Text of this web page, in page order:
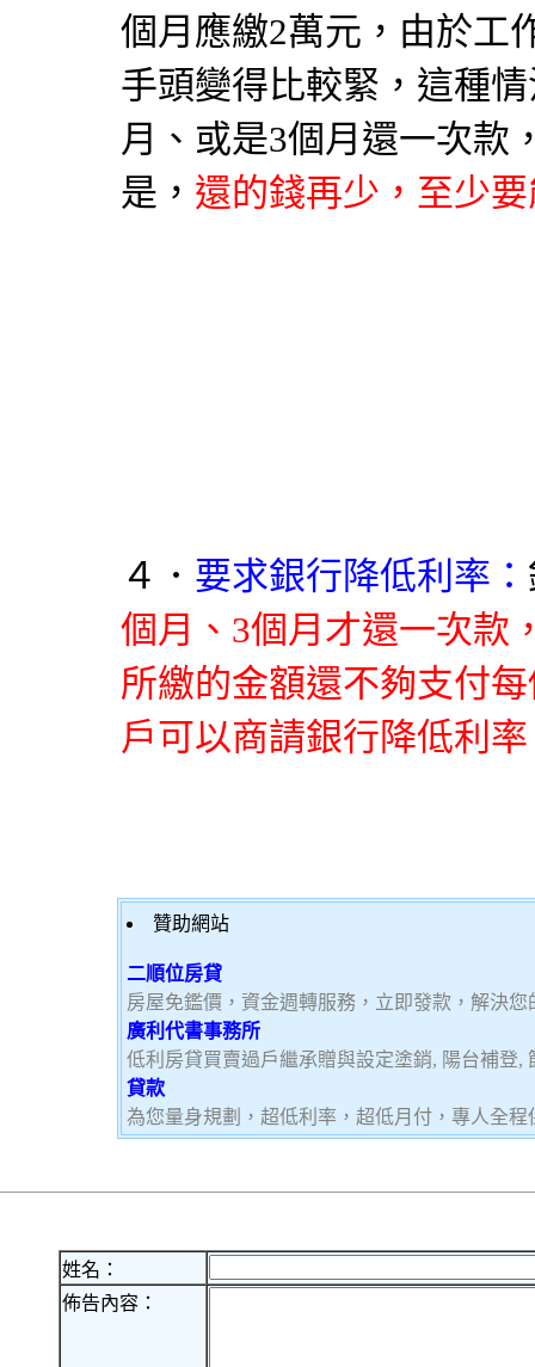
個月應繳2萬元，由於工
手頭變得比較緊，這種
月、或是3個月還一次款
是， 還的錢再少，至少
４． 要求銀行降低利率：
個月、3個月才還一次款
所繳的金額還不夠支付
戶可以商請銀行降低利率
贊助網站
二順位房貸
房屋免鑑價，資金週轉服務，立即發款，解決您
廣利代書事務所
低利房貸買賣過戶繼承贈與設定塗銷, 陽台補登,
貸款
為您量身規劃，超低利率，超低月付，專人全
姓名：
佈告內容：